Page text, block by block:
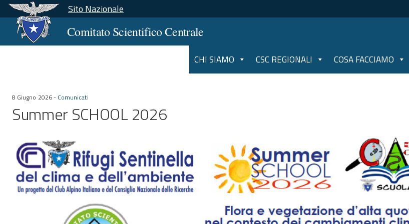
Sito Nazionale
Comitato Scientifico Centrale
CHI SIAMO CSC REGIONALI COSA FACCIAMO
8 Giugno 2026 - Comunicati
Summer SCHOOL 2026